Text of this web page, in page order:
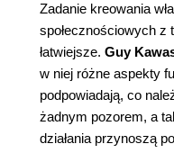
Zadanie kreowania
społecznościowych z
łatwiejsze. Guy
w niej różne aspekty
podpowiadają, co
żadnym pozorem, a
działania przynoszą